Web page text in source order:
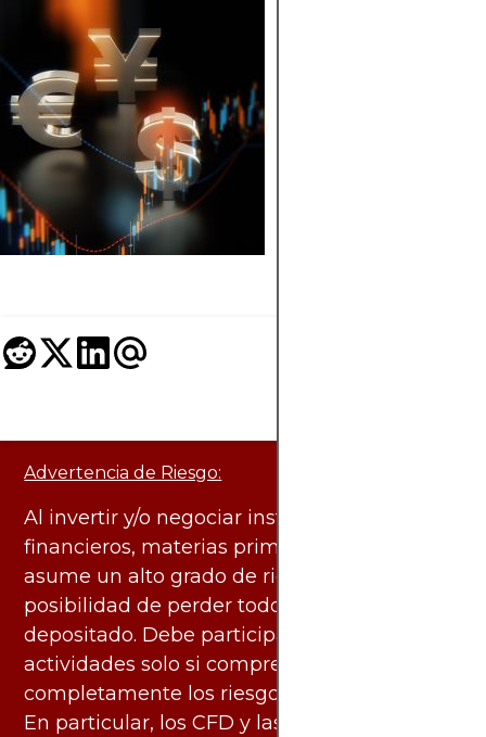
Advertencia de Riesgo:
Al invertir y/o negociar instrumentos
financieros, materias primas y otros activos,
asume un alto grado de riesgo. Existe la
posibilidad de perder todo el capital
depositado. Debe participar en estas
actividades solo si comprende
completamente los riesgos asociados.
En particular, los CFD y las criptomonedas